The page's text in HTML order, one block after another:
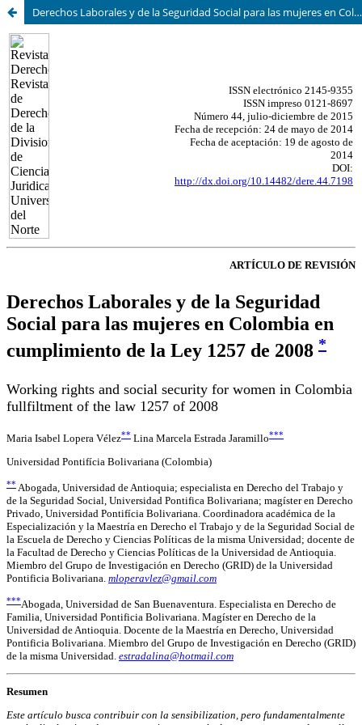
Derechos Laborales y de la Seguridad Social para las mujeres en Colombia en cumplimiento de la Ley 1257 de 2008